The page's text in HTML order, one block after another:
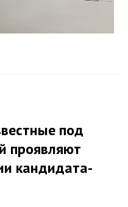
под
проявляют
кандидата-